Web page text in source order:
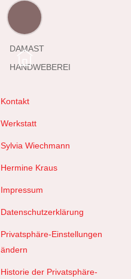
DAMAST
HANDWEBEREI
Kontakt
Werkstatt
Sylvia Wiechmann
Hermine Kraus
Impressum
Datenschutzerklärung
Privatsphäre-Einstellungen
ändern
Historie der Privatsphäre-